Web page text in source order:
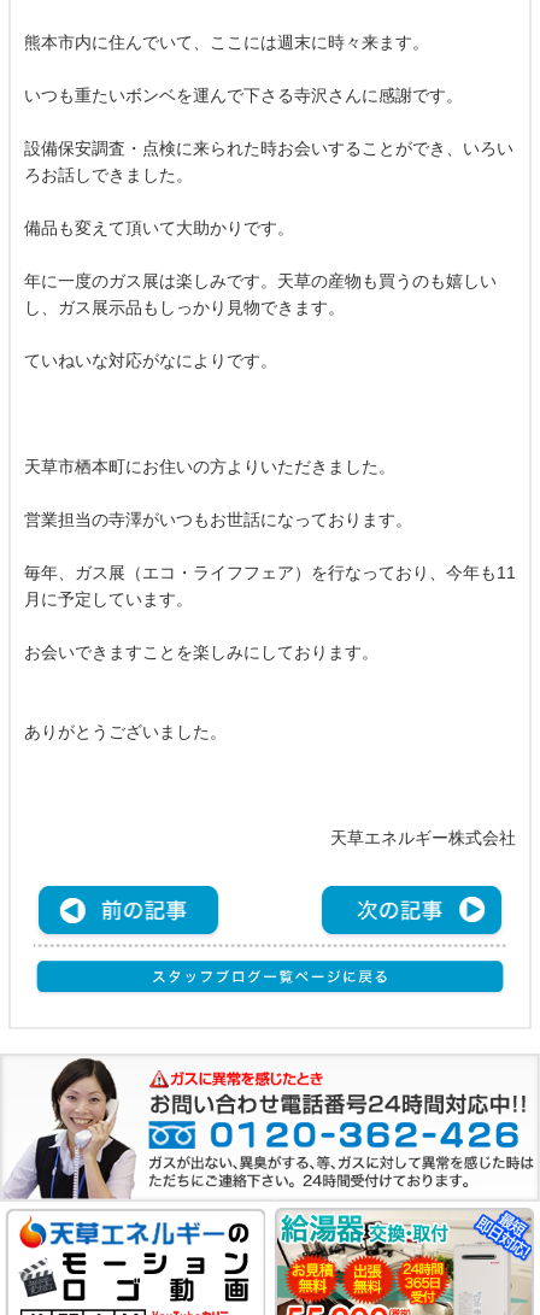
熊本市内に住んでいて、ここには週末に時々来ます。
いつも重たいボンベを運んで下さる寺沢さんに感謝です。
設備保安調査・点検に来られた時お会いすることができ、いろい
ろお話しできました。
備品も変えて頂いて大助かりです。
年に一度のガス展は楽しみです。天草の産物も買うのも嬉しい
し、ガス展示品もしっかり見物できます。
ていねいな対応がなによりです。
天草市栖本町にお住いの方よりいただきました。
営業担当の寺澤がいつもお世話になっております。
毎年、ガス展（エコ・ライフフェア）を行なっており、今年も11
月に予定しています。
お会いできますことを楽しみにしております。
ありがとうございました。
天草エネルギー株式会社